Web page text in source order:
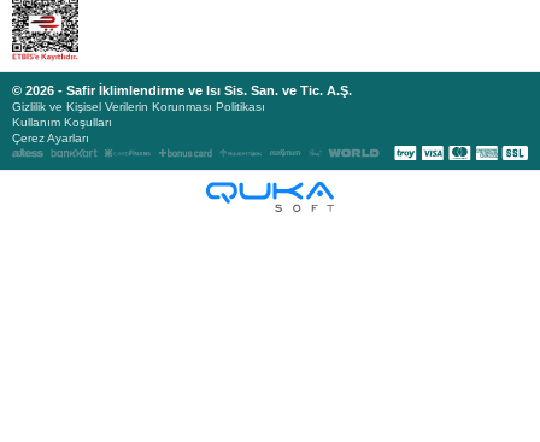
© 2026 - Safir İklimlendirme ve Isı Sis. San. ve Tic. A.Ş.
Gizlilik ve Kişisel Verilerin Korunması Politikası
Kullanım Koşulları
Çerez Ayarları